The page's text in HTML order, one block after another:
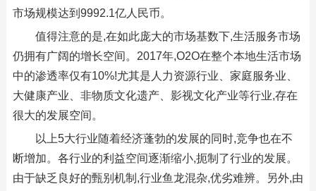
市场规模达到9992.1亿人民币。
值得注意的是,在如此庞大的市场基数下,生活服务市场
仍拥有广阔的增长空间。2017年,O2O在整个本地生活市场
中的渗透率仅有10%!尤其是人力资源行业、家庭服务业、
大健康产业、非物质文化遗产、影视文化产业等行业,存在
很大的发展空间。
以上5大行业随着经济蓬勃的发展的同时,竞争也在不
断增加。各行业的利益空间逐渐缩小,扼制了行业的发展。
由于缺乏良好的甄别机制,行业鱼龙混杂,优劣难辨。另外,由